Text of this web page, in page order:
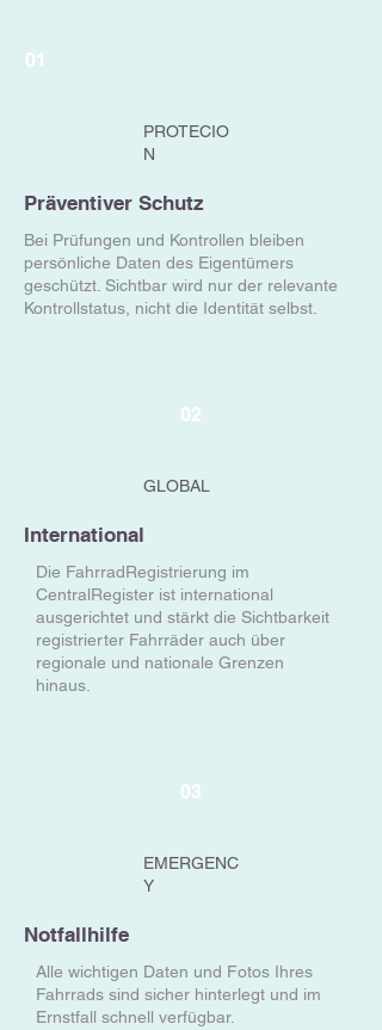
01
PROTECIO
N
Präventiver Schutz
Bei Prüfungen und Kontrollen bleiben
persönliche Daten des Eigentümers
geschützt. Sichtbar wird nur der relevante
Kontrollstatus, nicht die Identität selbst.
02
GLOBAL
International
Die FahrradRegistrierung im
CentralRegister ist international
ausgerichtet und stärkt die Sichtbarkeit
registrierter Fahrräder auch über
regionale und nationale Grenzen
hinaus.
03
EMERGENC
Y
Notfallhilfe
Alle wichtigen Daten und Fotos Ihres
Fahrrads sind sicher hinterlegt und im
Ernstfall schnell verfügbar.